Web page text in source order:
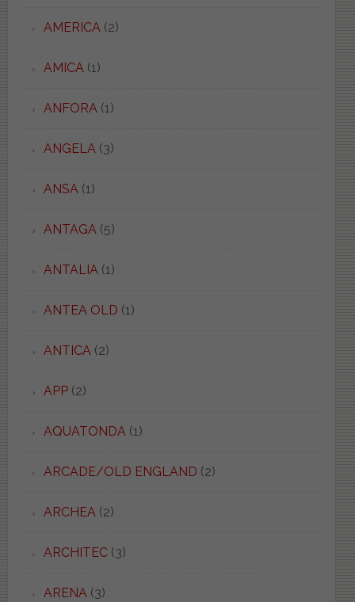
AMERICA(2)
AMICA(1)
ANFORA(1)
ANGELA(3)
ANSA(1)
ANTAGA(5)
ANTALIA(1)
ANTEA OLD (1)
ANTICA(2)
APP(2)
AQUATONDA(1)
ARCADE/OLD ENGLAND (2)
ARCHEA(2)
ARCHITEC(3)
ARENA(3)